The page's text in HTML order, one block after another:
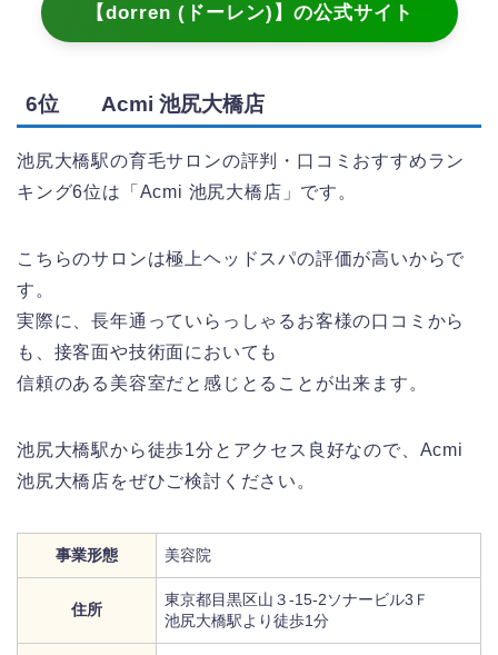
【dorren (ドーレン)】の公式サイト
6位 Acmi 池尻大橋店
池尻大橋駅の育毛サロンの評判・口コミおすすめラン
キング6位は「Acmi 池尻大橋店」です。
こちらのサロンは極上ヘッドスパの評価が高いからで
す。
実際に、長年通っていらっしゃるお客様の口コミから
も、接客面や技術面においても
信頼のある美容室だと感じとることが出来ます。
池尻大橋駅から徒歩1分とアクセス良好なので、Acmi
池尻大橋店をぜひご検討ください。
事業形態 美容院
住所
東京都目黒区山３-15-2ソナービル3Ｆ
池尻大橋駅より徒歩1分